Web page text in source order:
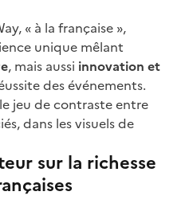
« à la française »,
unique mêlant
, mais aussi innovation et
des événements.
jeu de contraste entre
dans les visuels de
sur la richesse